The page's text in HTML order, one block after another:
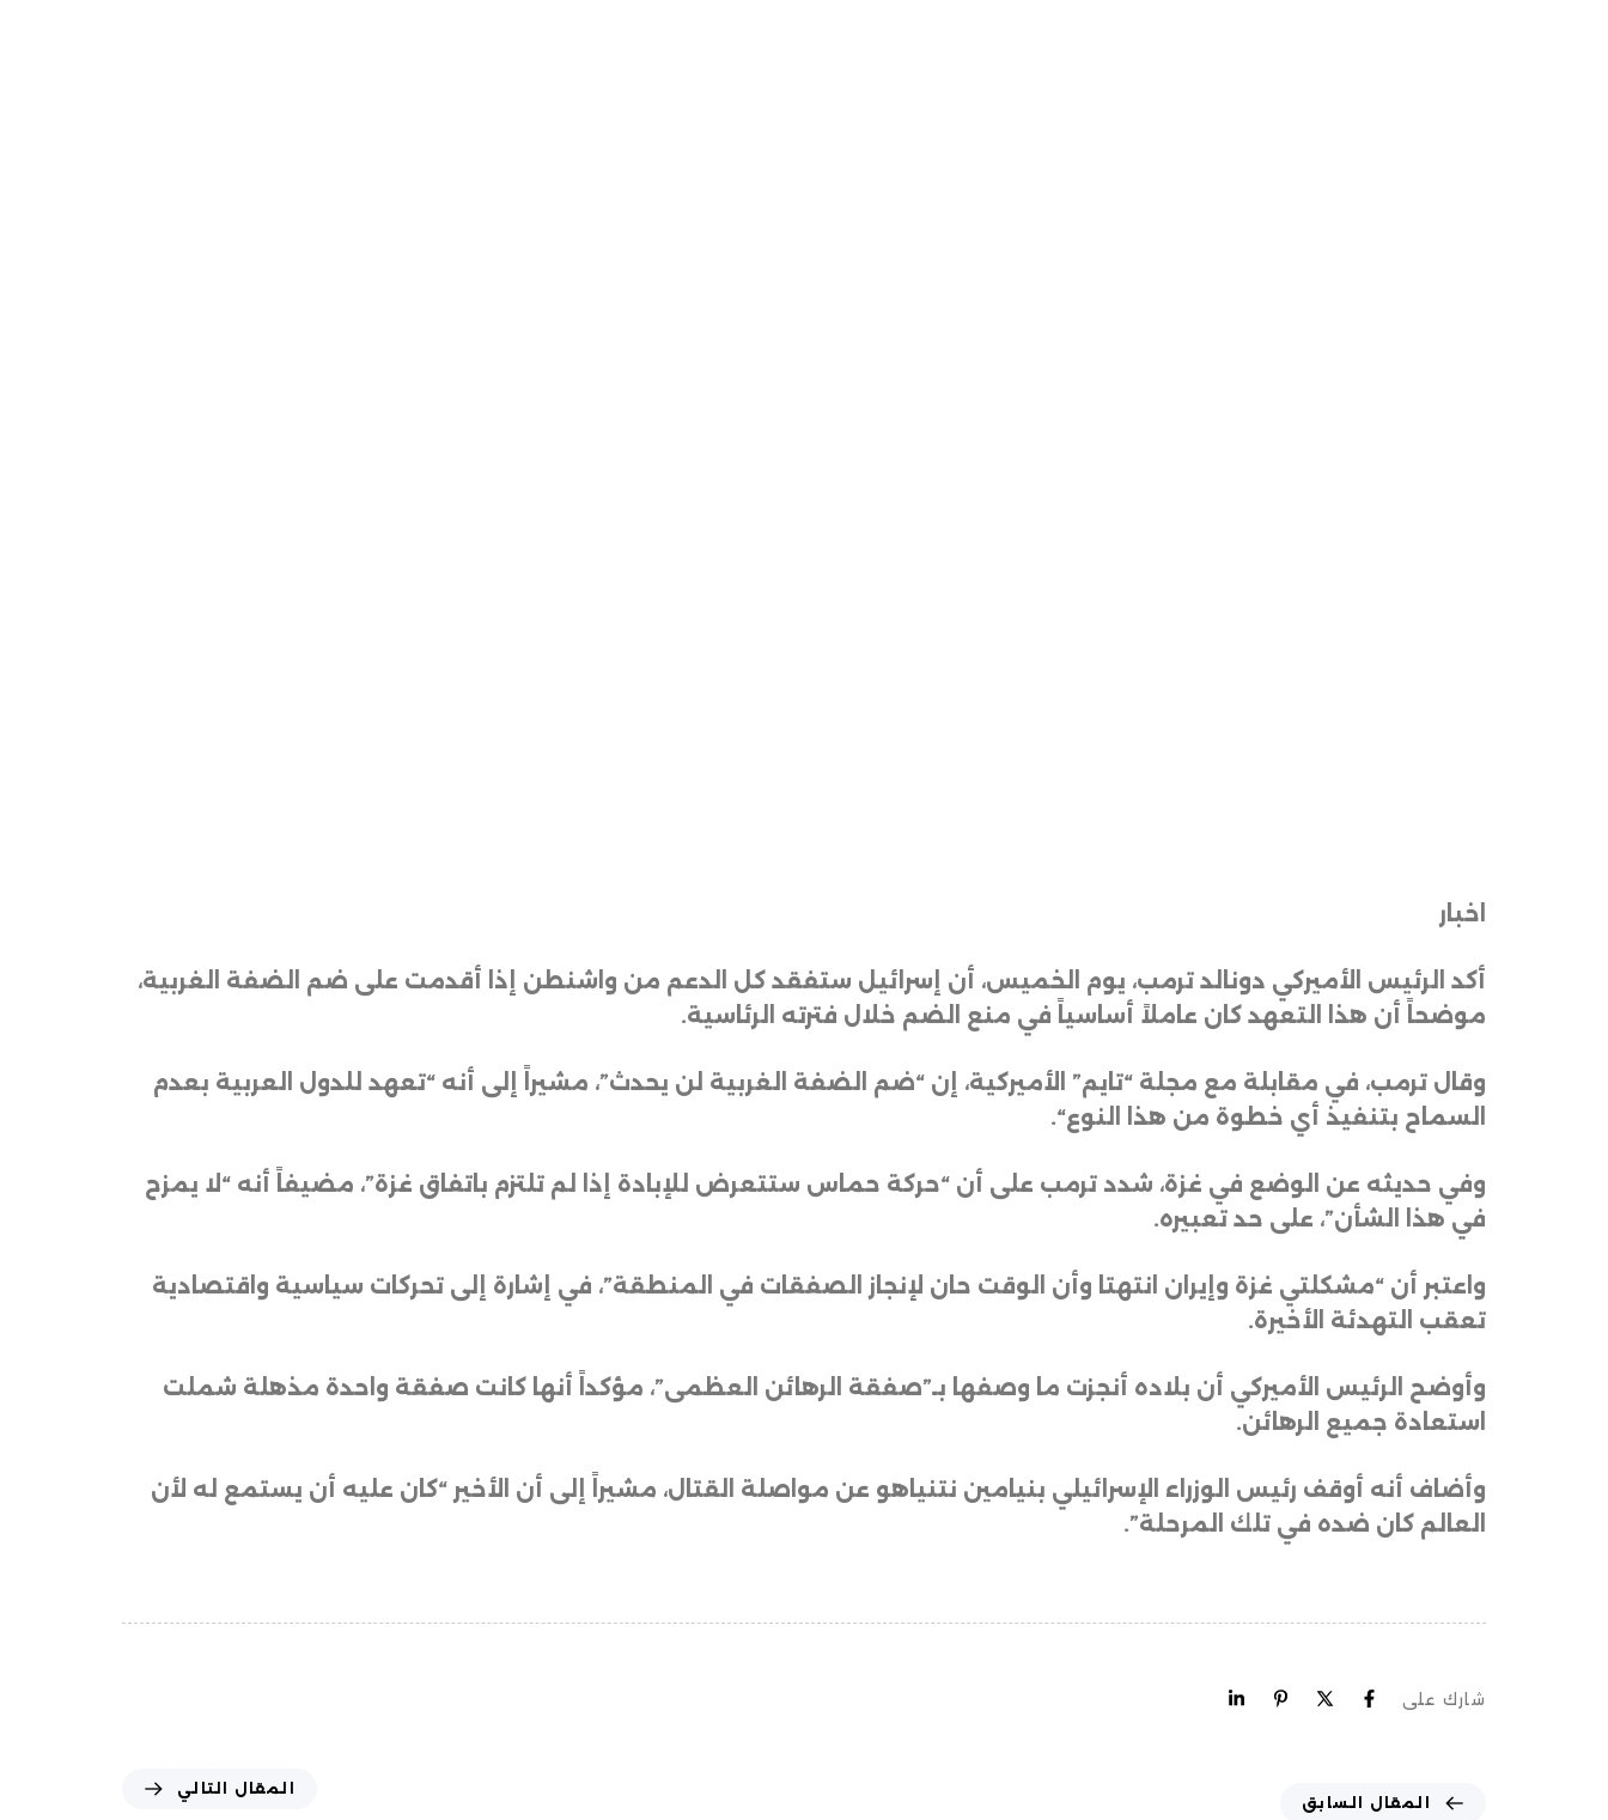
اخبار
أكد الرئيس الأميركي دونالد ترمب، يوم الخميس، أن إسرائيل ستفقد كل الدعم من واشنطن إذا أقدمت على ضم الضفة الغربية،
موضحاً أن هذا التعهد كان عاملاً أساسياً في منع الضم خلال فترته الرئاسية.
وقال ترمب، في مقابلة مع مجلة “تايم” الأميركية، إن “ضم الضفة الغربية لن يحدث”، مشيراً إلى أنه “تعهد للدول العربية بعدم
السماح بتنفيذ أي خطوة من هذا النوع“.
وفي حديثه عن الوضع في غزة، شدد ترمب على أن “حركة حماس ستتعرض للإبادة إذا لم تلتزم باتفاق غزة”، مضيفاً أنه “لا يمزح
في هذا الشأن”، على حد تعبيره.
واعتبر أن “مشكلتي غزة وإيران انتهتا وأن الوقت حان لإنجاز الصفقات في المنطقة”، في إشارة إلى تحركات سياسية واقتصادية
تعقب التهدئة الأخيرة.
وأوضح الرئيس الأميركي أن بلاده أنجزت ما وصفها بـ”صفقة الرهائن العظمى”، مؤكداً أنها كانت صفقة واحدة مذهلة شملت
استعادة جميع الرهائن.
وأضاف أنه أوقف رئيس الوزراء الإسرائيلي بنيامين نتنياهو عن مواصلة القتال، مشيراً إلى أن الأخير “كان عليه أن يستمع له لأن
العالم كان ضده في تلك المرحلة”.
شارك على
المقال السابق
المقال التالي